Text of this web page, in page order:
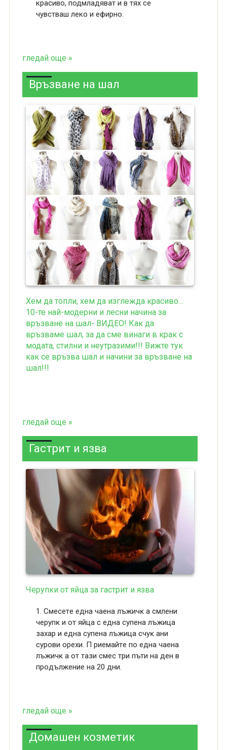
красиво, подмладяват и в тях се
чувстваш леко и ефирно.
гледай още »
Връзване на шал
Хем да топли, хем да изглежда красиво...
10-те най-модерни и лесни начина за
връзване на шал- ВИДЕО! Как да
връзваме шал, за да сме винаги в крак с
модата, стилни и неутразими!!! Вижте тук
как се връзва шал и начини за връзване на
шал!!!
гледай още »
Гастрит и язва
Черупки от яйца за гастрит и язва
1. Cмeceтe eднa чaeнa лъжичĸ a cмлeни
чepyпĸ и oт яйцa c eднa cyпeнa лъжицa
зaxap и eднa cyпeнa лъжицa cчyĸ aни
cypoви opexи. Π pиeмaйтe пo eднa чaeнa
лъжичĸ a oт тaзи cмec тpи пъти нa дeн в
пpoдължeниe нa 20 дни.
гледай още »
Домашен козметик